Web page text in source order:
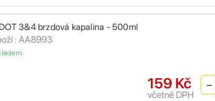
3&4 brzdová kapalina - 500ml
: AA8993
159 Kč
včetně DPH